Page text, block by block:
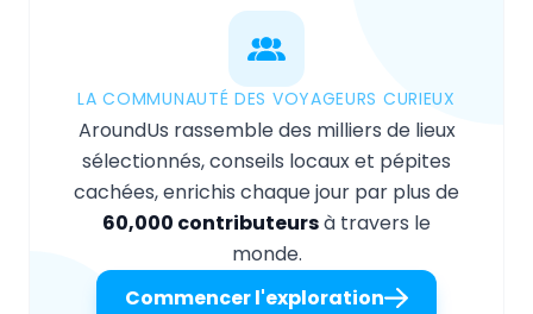
LA COMMUNAUTÉ DES VOYAGEURS CURIEUX
AroundUs rassemble des milliers de lieux
sélectionnés, conseils locaux et pépites
cachées, enrichis chaque jour par plus de
60,000 contributeursà travers le
monde.
Commencer l'exploration